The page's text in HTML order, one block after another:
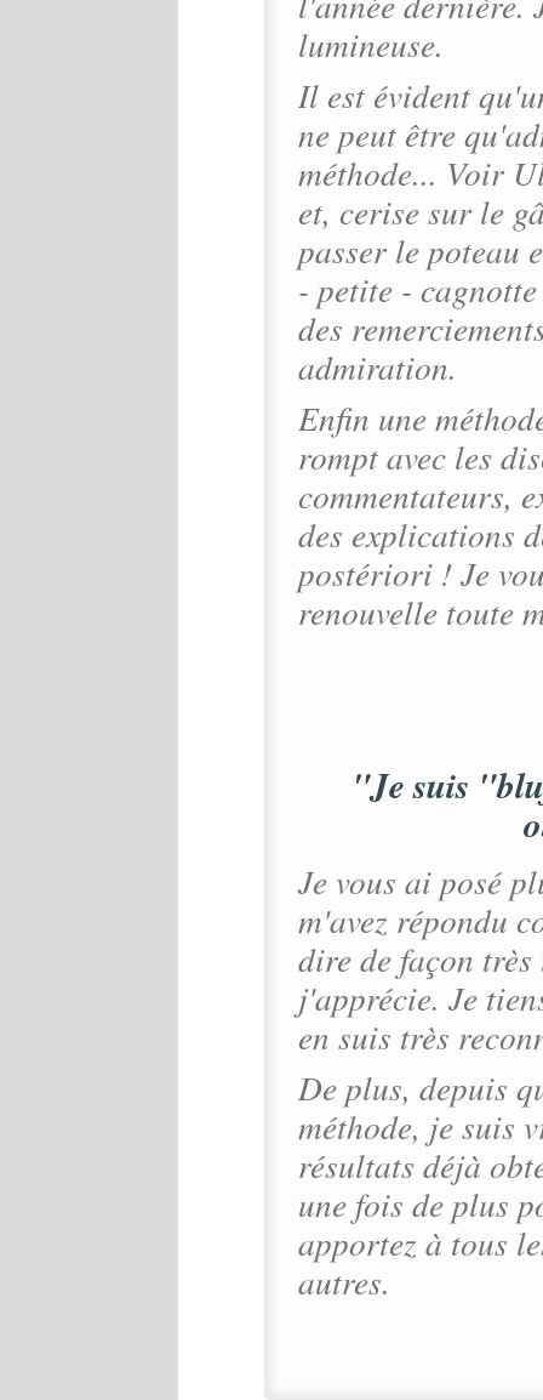
lumineuse.
Il est évident
ne peut être
méthode... Voir
et, cerise sur le
passer le poteau
- petite -
des
admiration.
Enfin une
rompt avec les
commentateurs,
des explications
postériori ! Je
renouvelle toute
"Je suis
Je vous ai posé
m'avez répondu
dire de façon
j'apprécie. Je
en suis très
De plus, depuis
méthode, je suis
résultats déjà
une fois de plus
apportez à tous
autres.